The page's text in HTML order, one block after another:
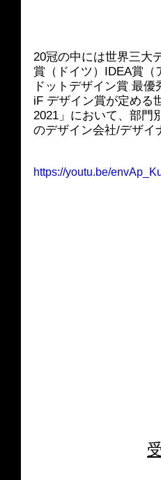
20冠の中には世界三大
賞（ドイツ）IDEA賞
ドットデザイン賞 最
iF デザイン賞が定める
2021」において、部門
のデザイン会社/デザイ
https://youtu.be/